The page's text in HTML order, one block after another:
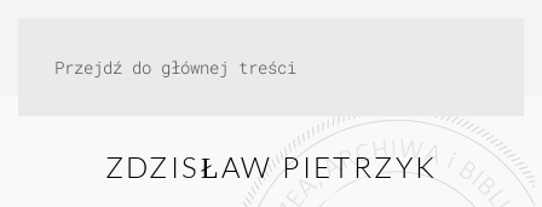
Przejdź do głównej treści
ZDZISŁAW PIETRZYK